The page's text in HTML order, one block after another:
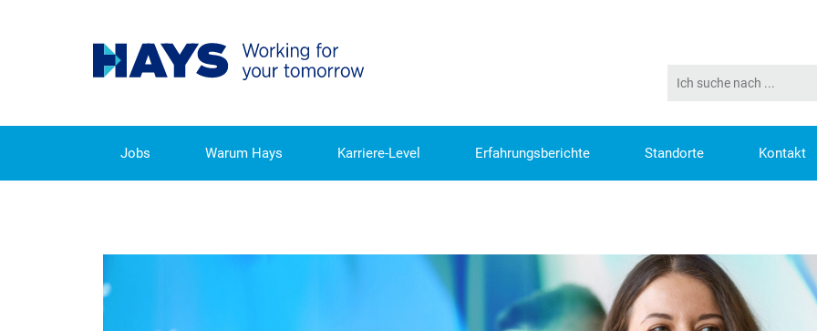
Jobs Warum Hays Karriere-Level Erfahrungsberichte Standorte Kontakt